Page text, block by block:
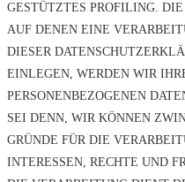
GESTÜTZTES PROFILING.
AUF DENEN EINE
DIESER
EINLEGEN, WERDEN WIR
PERSONENBEZOGENEN
SEI DENN, WIR KÖNNEN
GRÜNDE FÜR DIE
INTERESSEN, RECHTE UND